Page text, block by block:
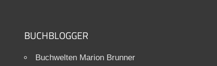
BUCHBLOGGER
Buchwelten Marion Brunner